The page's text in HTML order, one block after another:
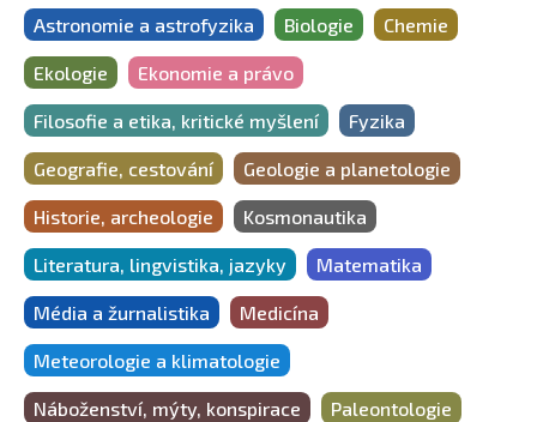
Astronomie a astrofyzika Biologie Chemie
Ekologie Ekonomie a právo
Filosofie a etika, kritické myšlení Fyzika
Geografie, cestování Geologie a planetologie
Historie, archeologie Kosmonautika
Literatura, lingvistika, jazyky Matematika
Média a žurnalistika Medicína
Meteorologie a klimatologie
Náboženství, mýty, konspirace Paleontologie